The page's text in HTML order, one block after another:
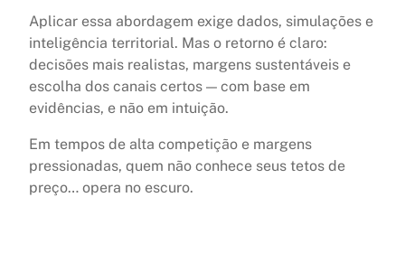
Aplicar essa abordagem exige dados, simulações e
inteligência territorial. Mas o retorno é claro:
decisões mais realistas, margens sustentáveis e
escolha dos canais certos — com base em
evidências, e não em intuição.
Em tempos de alta competição e margens
pressionadas, quem não conhece seus tetos de
preço… opera no escuro.